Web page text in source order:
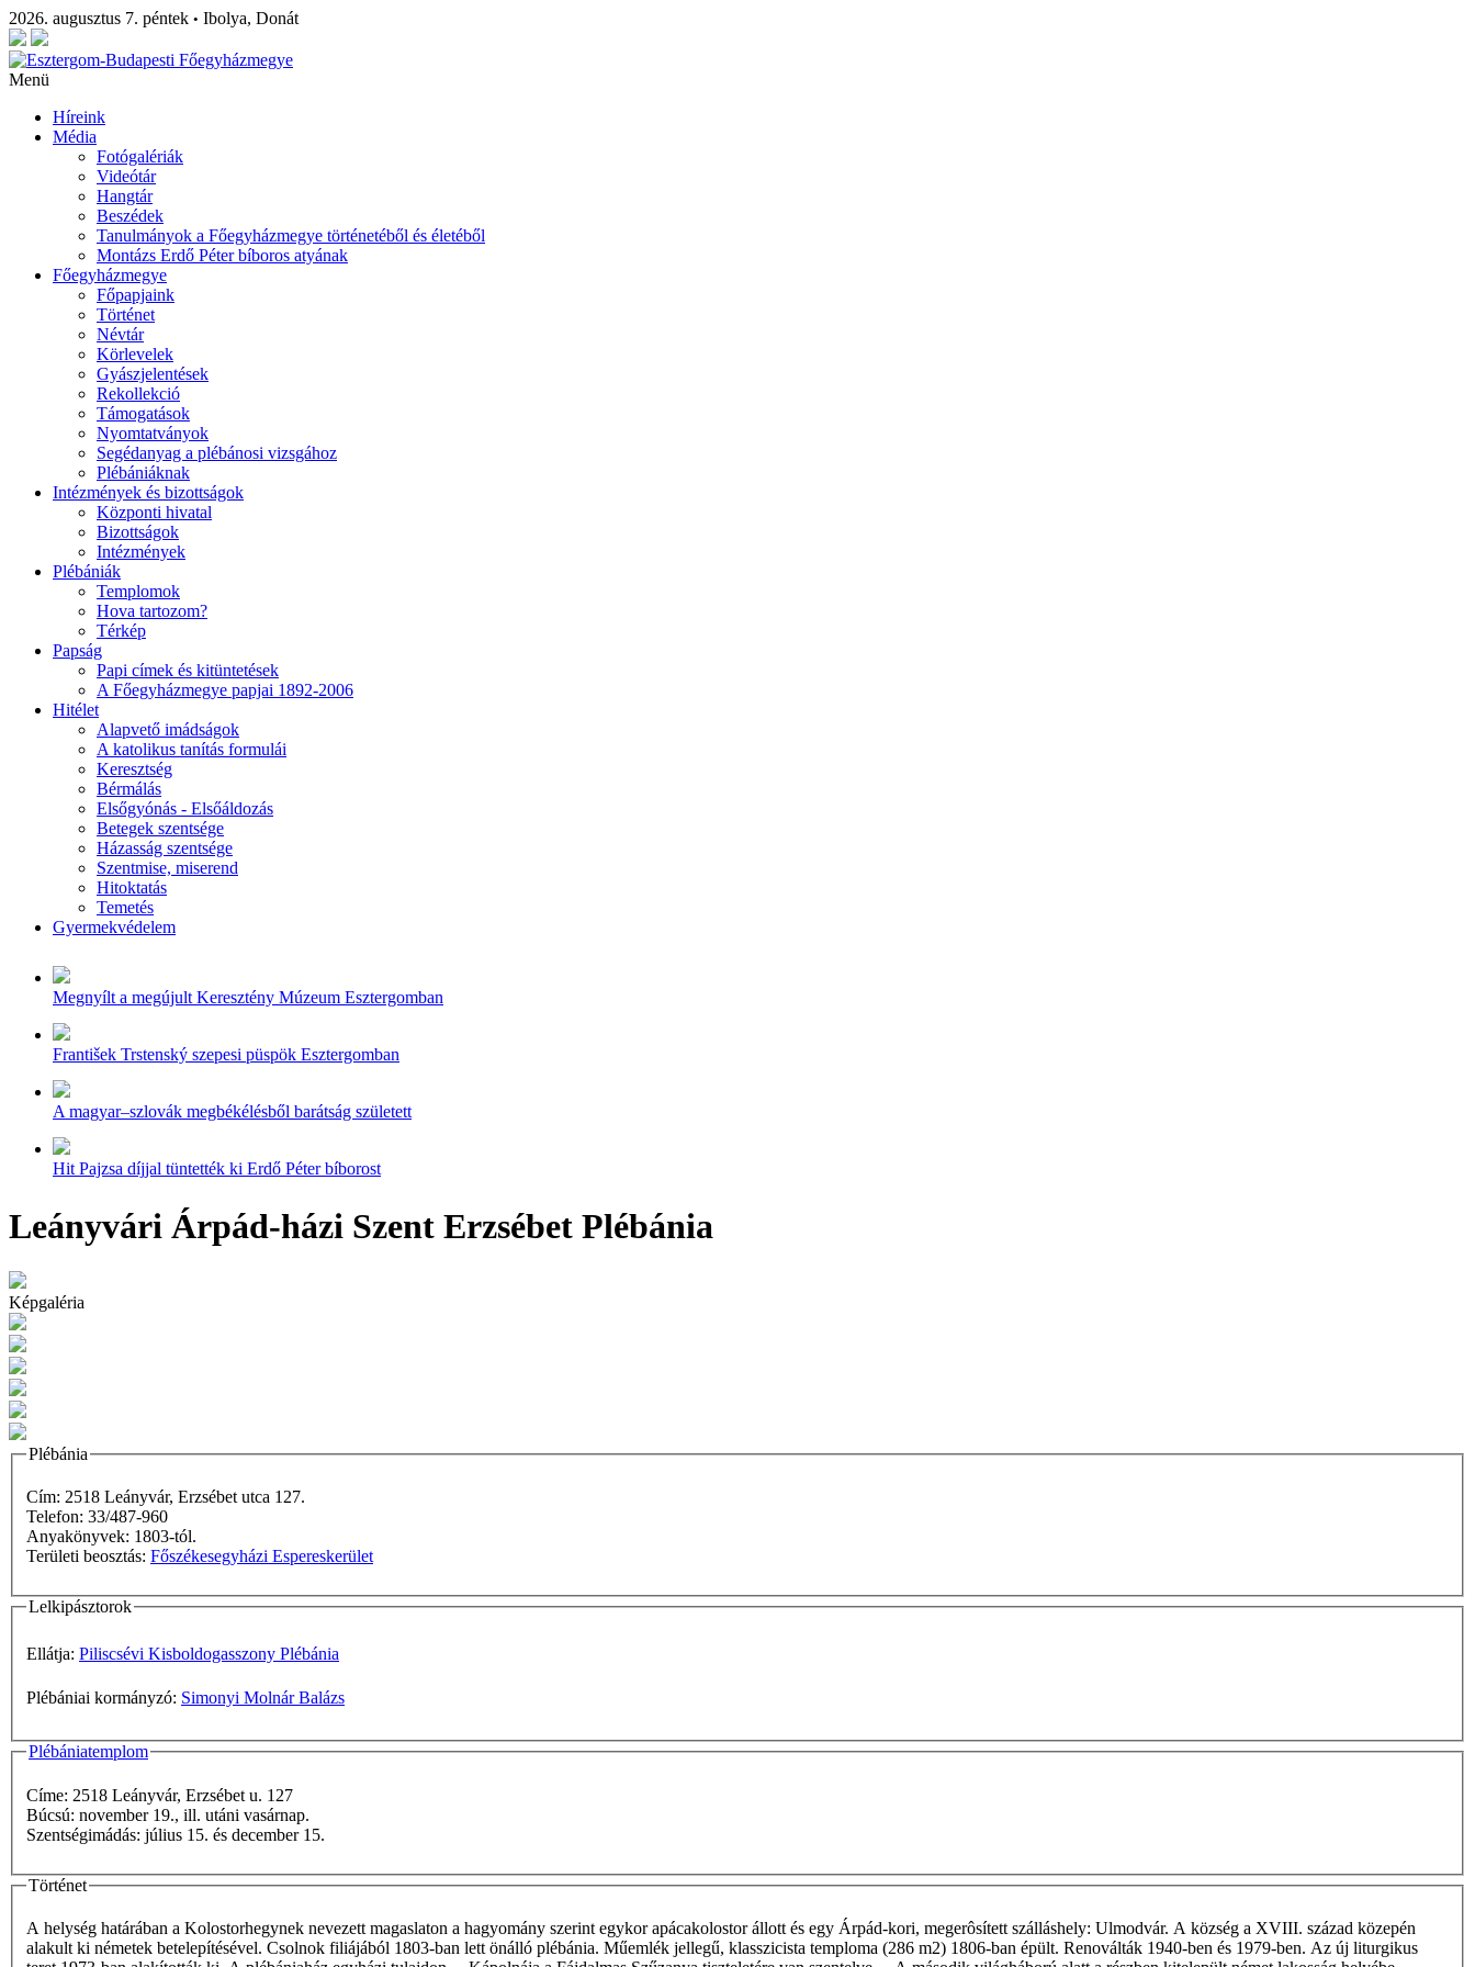
2026. augusztus 7. péntek • Ibolya, Donát
Menü
Híreink
Média
Fotógalériák
Videótár
Hangtár
Beszédek
Tanulmányok a Főegyházmegye történetéből és életéből
Montázs Erdő Péter bíboros atyának
Főegyházmegye
Főpapjaink
Történet
Névtár
Körlevelek
Gyászjelentések
Rekollekció
Támogatások
Nyomtatványok
Segédanyag a plébánosi vizsgához
Plébániáknak
Intézmények és bizottságok
Központi hivatal
Bizottságok
Intézmények
Plébániák
Templomok
Hova tartozom?
Térkép
Papság
Papi címek és kitüntetések
A Főegyházmegye papjai 1892-2006
Hitélet
Alapvető imádságok
A katolikus tanítás formulái
Keresztség
Bérmálás
Elsőgyónás - Elsőáldozás
Betegek szentsége
Házasság szentsége
Szentmise, miserend
Hitoktatás
Temetés
Gyermekvédelem
Megnyílt a megújult Keresztény Múzeum Esztergomban
František Trstenský szepesi püspök Esztergomban
A magyar–szlovák megbékélésből barátság született
Hit Pajzsa díjjal tüntették ki Erdő Péter bíborost
Leányvári Árpád-házi Szent Erzsébet Plébánia
Képgaléria
Plébánia
Cím: 2518 Leányvár, Erzsébet utca 127.
Telefon: 33/487-960
Anyakönyvek: 1803-tól.
Területi beosztás: Főszékesegyházi Espereskerület
Lelkipásztorok
Ellátja: Piliscsévi Kisboldogasszony Plébánia
Plébániai kormányzó: Simonyi Molnár Balázs
Plébániatemplom
Címe: 2518 Leányvár, Erzsébet u. 127
Búcsú: november 19., ill. utáni vasárnap.
Szentségimádás: július 15. és december 15.
Történet
A helység határában a Kolostorhegynek nevezett magaslaton a hagyomány szerint egykor apácakolostor állott és egy Árpád-kori, megerôsített szálláshely: Ulmodvár. A község a XVIII. század közepén
alakult ki németek betelepítésével. Csolnok filiájából 1803-ban lett önálló plébánia. Műemlék jellegű, klasszicista temploma (286 m2) 1806-ban épült. Renoválták 1940-ben és 1979-ben. Az új liturgikus